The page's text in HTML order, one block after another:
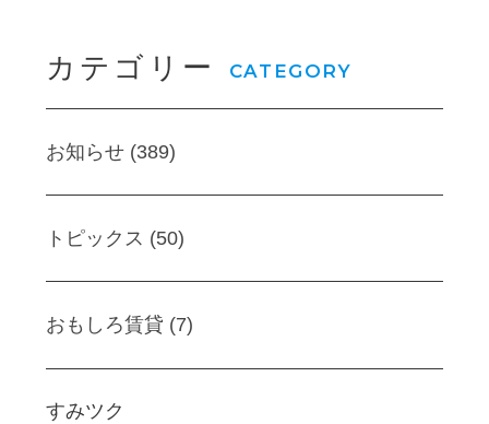
カテゴリー CATEGORY
お知らせ (389)
トピックス (50)
おもしろ賃貸 (7)
すみツク